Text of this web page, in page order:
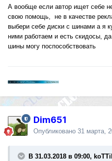
А вообще если автор ищет себе
свою помощь, не в качестве
выбери себе диски с шинами а
ними работаем и есть скидосы,
шины могу поспособствовать
Dim651
Опубликовано 31 марта,
В 31.03.2018 в 09:00,